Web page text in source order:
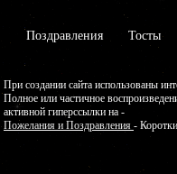
Поздравления Тосты
При создании сайта использованы
Полное или частичное
активной гиперссылки на -
Пожелания и Поздравления -